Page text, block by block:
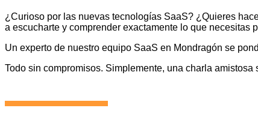
¿Curioso por las nuevas tecnologías SaaS? ¿Quieres
a escucharte y comprender exactamente lo que necesitas
Un experto de nuestro equipo SaaS en Mondragón se
Todo sin compromisos. Simplemente, una charla